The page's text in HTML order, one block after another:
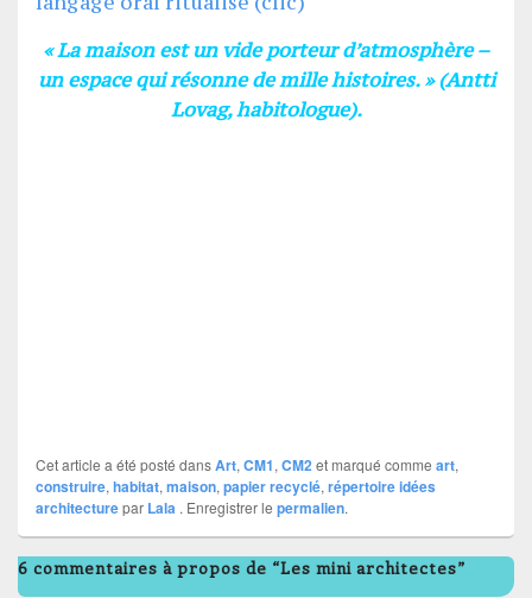
« La maison est un vide porteur d’atmosphère –
un espace qui résonne de mille histoires. » (Antti
Lovag, habitologue).
Cet article a été posté dansArt, CM1, CM2et marqué comme art,
construire, habitat, maison, papier recyclé, répertoire idées
architecturepar Lala . Enregistrer le permalien.
6 commentaires à propos de “Les mini architectes”